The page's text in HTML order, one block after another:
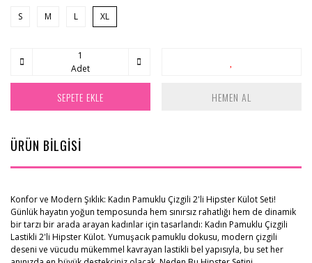
S M L XL
Adet
SEPETE EKLE HEMEN AL
ÜRÜN BİLGİSİ
Konfor ve Modern Şıklık: Kadın Pamuklu Çizgili 2'li Hipster Külot Seti!
Günlük hayatın yoğun temposunda hem sınırsız rahatlığı hem de dinamik
bir tarzı bir arada arayan kadınlar için tasarlandı: Kadın Pamuklu Çizgili
Lastikli 2'li Hipster Külot. Yumuşacık pamuklu dokusu, modern çizgili
deseni ve vücudu mükemmel kavrayan lastikli bel yapısıyla, bu set her